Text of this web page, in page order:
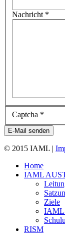
Nachricht*
Captcha *
E-Mail senden
© 2015 IAML |
Home
IAML
Ziele
RISM